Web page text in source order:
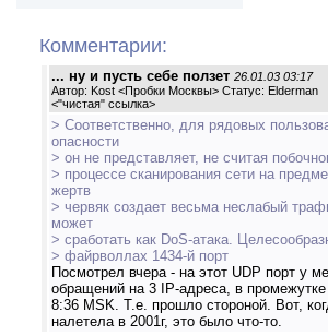
Комментарии:
... ну и пусть себе ползет 26.01.03 03:17
Автор: Kost <Пробки Москвы> Статус: Elderman
<"чистая" ссылка>
> Соответственно, для рядовых
опасности
> он не представляет, не считая
> процессе сканирования сети на
жертв
> червяк создает весьма неслабый
может
> сработать как DoS-атака.
> файрволлах 1434-й порт
Посмотрел вчера - на этот UDP порт у
обращений на 3 IP-адреса, в
8:36 MSK. Т.е. прошло стороной. Вот,
налетела в 2001г, это было что-то.